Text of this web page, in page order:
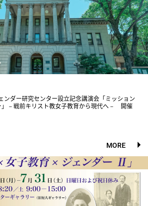
ンダー研究センター設立記念講演会「ミッション
－戦前キリスト教女子教育から現代へ－ 開催
MORE